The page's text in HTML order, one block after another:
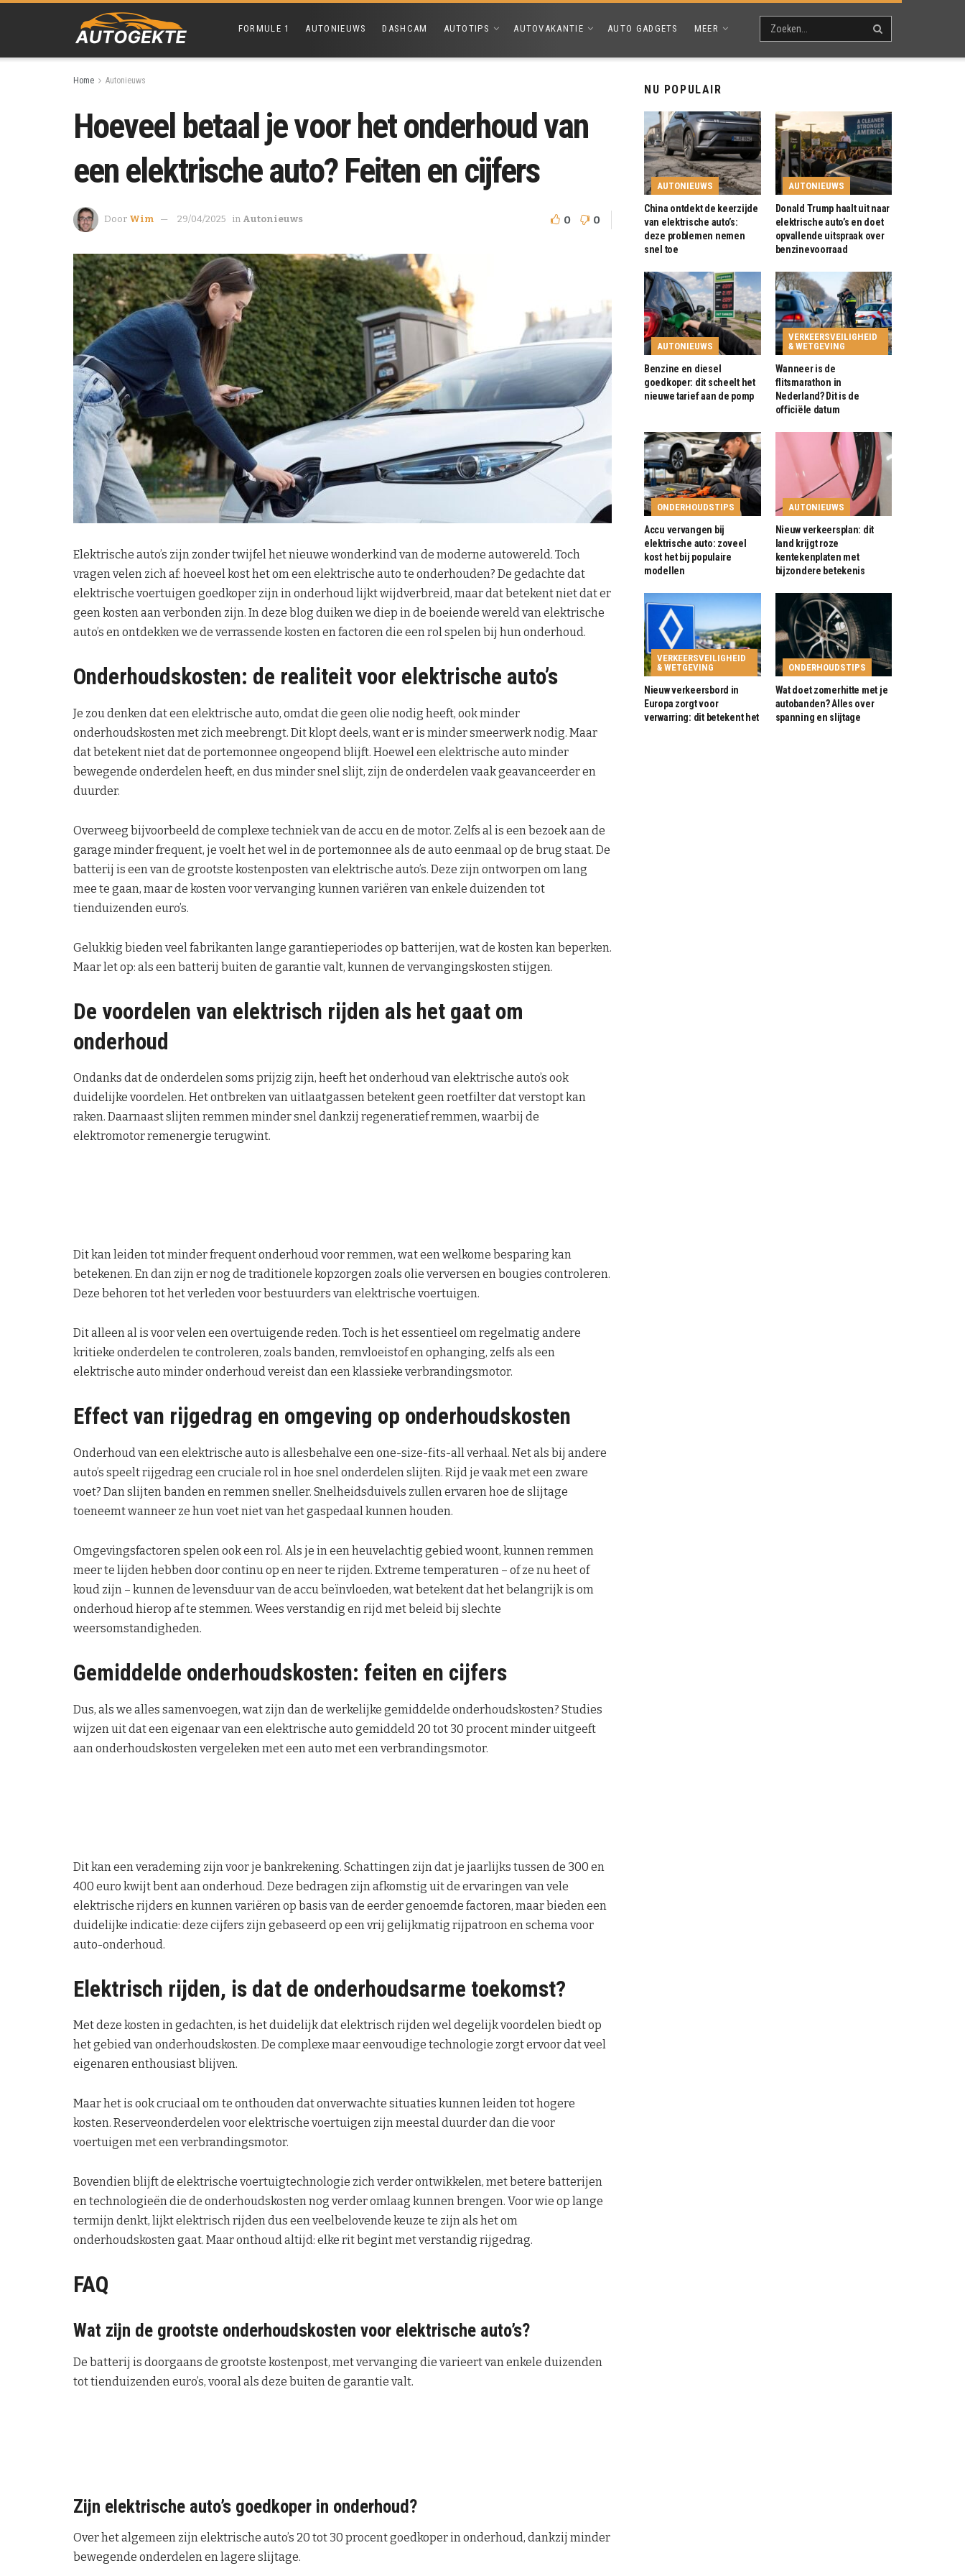
FORMULE 1 AUTONIEUWS DASHCAM AUTOTIPS AUTOVAKANTIE AUTO GADGETS MEER
Home Autonieuws
Hoeveel betaal je voor het onderhoud van
een elektrische auto? Feiten en cijfers
Door Wim 29/04/2025 in Autonieuws 0 0
Elektrische auto’s zijn zonder twijfel het nieuwe wonderkind van de moderne autowereld. Toch
vragen velen zich af: hoeveel kost het om een elektrische auto te onderhouden? De gedachte dat
elektrische voertuigen goedkoper zijn in onderhoud lijkt wijdverbreid, maar dat betekent niet dat er
geen kosten aan verbonden zijn. In deze blog duiken we diep in de boeiende wereld van elektrische
auto’s en ontdekken we de verrassende kosten en factoren die een rol spelen bij hun onderhoud.
Onderhoudskosten: de realiteit voor elektrische auto’s
Je zou denken dat een elektrische auto, omdat die geen olie nodig heeft, ook minder
onderhoudskosten met zich meebrengt. Dit klopt deels, want er is minder smeerwerk nodig. Maar
dat betekent niet dat de portemonnee ongeopend blijft. Hoewel een elektrische auto minder
bewegende onderdelen heeft, en dus minder snel slijt, zijn de onderdelen vaak geavanceerder en
duurder.
Overweeg bijvoorbeeld de complexe techniek van de accu en de motor. Zelfs al is een bezoek aan de
garage minder frequent, je voelt het wel in de portemonnee als de auto eenmaal op de brug staat. De
batterij is een van de grootste kostenposten van elektrische auto’s. Deze zijn ontworpen om lang
mee te gaan, maar de kosten voor vervanging kunnen variëren van enkele duizenden tot
tienduizenden euro’s.
Gelukkig bieden veel fabrikanten lange garantieperiodes op batterijen, wat de kosten kan beperken.
Maar let op: als een batterij buiten de garantie valt, kunnen de vervangingskosten stijgen.
De voordelen van elektrisch rijden als het gaat om
onderhoud
Ondanks dat de onderdelen soms prijzig zijn, heeft het onderhoud van elektrische auto’s ook
duidelijke voordelen. Het ontbreken van uitlaatgassen betekent geen roetfilter dat verstopt kan
raken. Daarnaast slijten remmen minder snel dankzij regeneratief remmen, waarbij de
elektromotor remenergie terugwint.
Dit kan leiden tot minder frequent onderhoud voor remmen, wat een welkome besparing kan
betekenen. En dan zijn er nog de traditionele kopzorgen zoals olie verversen en bougies controleren.
Deze behoren tot het verleden voor bestuurders van elektrische voertuigen.
Dit alleen al is voor velen een overtuigende reden. Toch is het essentieel om regelmatig andere
kritieke onderdelen te controleren, zoals banden, remvloeistof en ophanging, zelfs als een
elektrische auto minder onderhoud vereist dan een klassieke verbrandingsmotor.
Effect van rijgedrag en omgeving op onderhoudskosten
Onderhoud van een elektrische auto is allesbehalve een one-size-fits-all verhaal. Net als bij andere
auto’s speelt rijgedrag een cruciale rol in hoe snel onderdelen slijten. Rijd je vaak met een zware
voet? Dan slijten banden en remmen sneller. Snelheidsduivels zullen ervaren hoe de slijtage
toeneemt wanneer ze hun voet niet van het gaspedaal kunnen houden.
Omgevingsfactoren spelen ook een rol. Als je in een heuvelachtig gebied woont, kunnen remmen
meer te lijden hebben door continu op en neer te rijden. Extreme temperaturen – of ze nu heet of
koud zijn – kunnen de levensduur van de accu beïnvloeden, wat betekent dat het belangrijk is om
onderhoud hierop af te stemmen. Wees verstandig en rijd met beleid bij slechte
weersomstandigheden.
Gemiddelde onderhoudskosten: feiten en cijfers
Dus, als we alles samenvoegen, wat zijn dan de werkelijke gemiddelde onderhoudskosten? Studies
wijzen uit dat een eigenaar van een elektrische auto gemiddeld 20 tot 30 procent minder uitgeeft
aan onderhoudskosten vergeleken met een auto met een verbrandingsmotor.
Dit kan een verademing zijn voor je bankrekening. Schattingen zijn dat je jaarlijks tussen de 300 en
400 euro kwijt bent aan onderhoud. Deze bedragen zijn afkomstig uit de ervaringen van vele
elektrische rijders en kunnen variëren op basis van de eerder genoemde factoren, maar bieden een
duidelijke indicatie: deze cijfers zijn gebaseerd op een vrij gelijkmatig rijpatroon en schema voor
auto-onderhoud.
Elektrisch rijden, is dat de onderhoudsarme toekomst?
Met deze kosten in gedachten, is het duidelijk dat elektrisch rijden wel degelijk voordelen biedt op
het gebied van onderhoudskosten. De complexe maar eenvoudige technologie zorgt ervoor dat veel
eigenaren enthousiast blijven.
Maar het is ook cruciaal om te onthouden dat onverwachte situaties kunnen leiden tot hogere
kosten. Reserveonderdelen voor elektrische voertuigen zijn meestal duurder dan die voor
voertuigen met een verbrandingsmotor.
Bovendien blijft de elektrische voertuigtechnologie zich verder ontwikkelen, met betere batterijen
en technologieën die de onderhoudskosten nog verder omlaag kunnen brengen. Voor wie op lange
termijn denkt, lijkt elektrisch rijden dus een veelbelovende keuze te zijn als het om
onderhoudskosten gaat. Maar onthoud altijd: elke rit begint met verstandig rijgedrag.
FAQ
Wat zijn de grootste onderhoudskosten voor elektrische auto’s?
De batterij is doorgaans de grootste kostenpost, met vervanging die varieert van enkele duizenden
tot tienduizenden euro’s, vooral als deze buiten de garantie valt.
Zijn elektrische auto’s goedkoper in onderhoud?
Over het algemeen zijn elektrische auto’s 20 tot 30 procent goedkoper in onderhoud, dankzij minder
bewegende onderdelen en lagere slijtage.
NU POPULAIR
AUTONIEUWS
China ontdekt de keerzijde
van elektrische auto’s:
deze problemen nemen
snel toe
AUTONIEUWS
Donald Trump haalt uit naar
elektrische auto’s en doet
opvallende uitspraak over
benzinevoorraad
AUTONIEUWS
Benzine en diesel
goedkoper: dit scheelt het
nieuwe tarief aan de pomp
VERKEERSVEILIGHEID
& WETGEVING
Wanneer is de
flitsmarathon in
Nederland? Dit is de
officiële datum
ONDERHOUDSTIPS
Accu vervangen bij
elektrische auto: zoveel
kost het bij populaire
modellen
AUTONIEUWS
Nieuw verkeersplan: dit
land krijgt roze
kentekenplaten met
bijzondere betekenis
VERKEERSVEILIGHEID
& WETGEVING
Nieuw verkeersbord in
Europa zorgt voor
verwarring: dit betekent het
ONDERHOUDSTIPS
Wat doet zomerhitte met je
autobanden? Alles over
spanning en slijtage